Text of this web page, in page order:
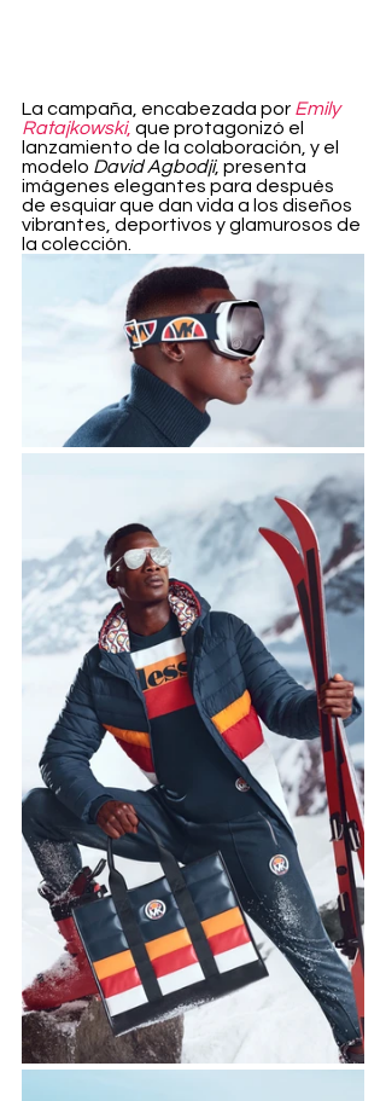
La campaña, encabezada por Emily
Ratajkowski, que protagonizó el
lanzamiento de la colaboración, y el
modelo David Agbodji, presenta
imágenes elegantes para después
de esquiar que dan vida a los diseños
vibrantes, deportivos y glamurosos de
la colección.